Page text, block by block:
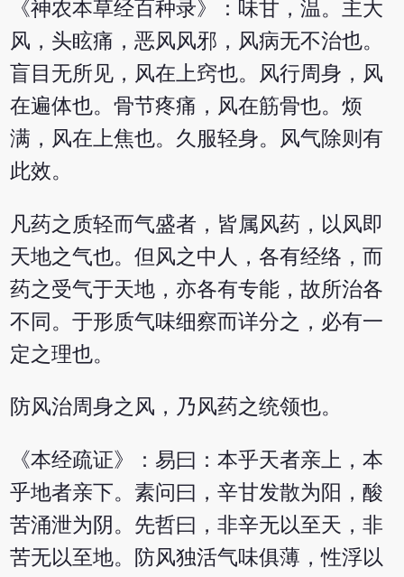
《神农本草经百种录》：味甘，温。主大
风，头眩痛，恶风风邪，风病无不治也。
盲目无所见，风在上窍也。风行周身，风
在遍体也。骨节疼痛，风在筋骨也。烦
满，风在上焦也。久服轻身。风气除则有
此效。
凡药之质轻而气盛者，皆属风药，以风即
天地之气也。但风之中人，各有经络，而
药之受气于天地，亦各有专能，故所治各
不同。于形质气味细察而详分之，必有一
定之理也。
防风治周身之风，乃风药之统领也。
《本经疏证》：易曰：本乎天者亲上，本
乎地者亲下。素问曰，辛甘发散为阳，酸
苦涌泄为阴。先哲曰，非辛无以至天，非
苦无以至地。防风独活气味俱薄，性浮以